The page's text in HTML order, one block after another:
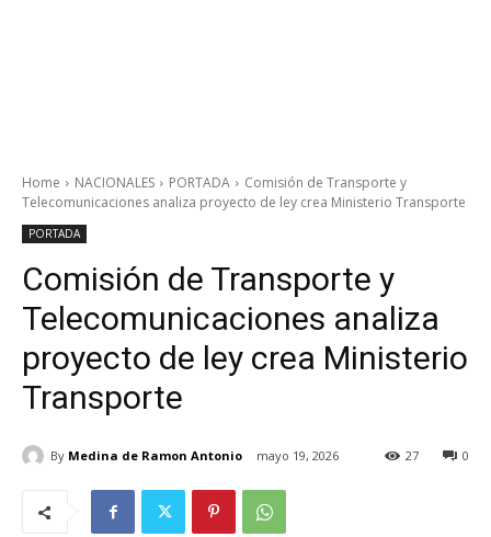
Home NACIONALES PORTADA
Comisión de Transporte y
Telecomunicaciones analiza proyecto de ley crea Ministerio Transporte
PORTADA
Comisión de Transporte y
Telecomunicaciones analiza
proyecto de ley crea Ministerio
Transporte
By Medina de Ramon Antonio mayo 19, 2026 0
27